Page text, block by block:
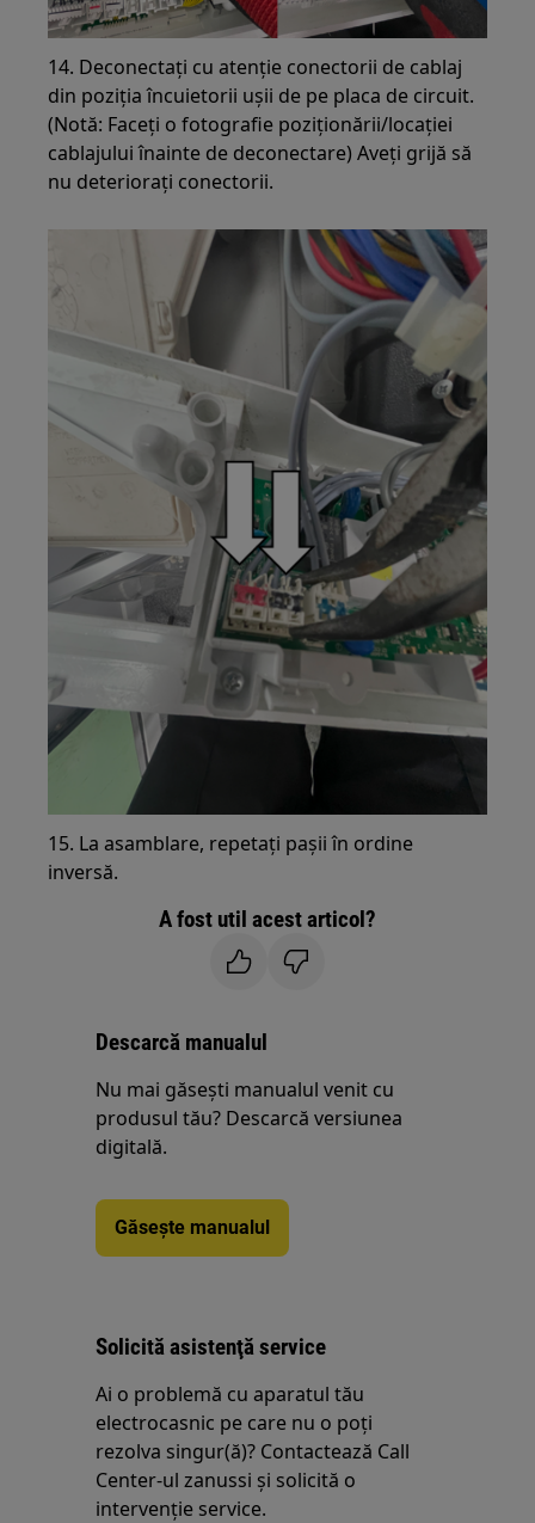
14. Deconectați cu atenție conectorii de cablaj
din poziția încuietorii ușii de pe placa de circuit.
(Notă: Faceți o fotografie poziționării/locației
cablajului înainte de deconectare) Aveți grijă să
nu deteriorați conectorii.
15. La asamblare, repetați pașii în ordine
inversă.
A fost util acest articol?
Descarcă manualul
Nu mai găsești manualul venit cu
produsul tău? Descarcă versiunea
digitală.
Găsește manualul
Solicită asistenţă service
Ai o problemă cu aparatul tău
electrocasnic pe care nu o poţi
rezolva singur(ă)? Contactează Call
Center-ul zanussi și solicită o
intervenţie service.